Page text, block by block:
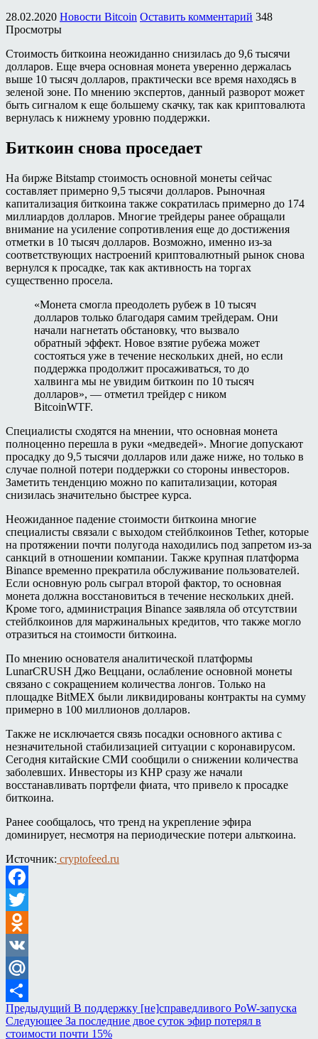
28.02.2020 Новости Bitcoin Оставить комментарий 348
Просмотры
Стоимость биткоина неожиданно снизилась до 9,6 тысячи
долларов. Еще вчера основная монета уверенно держалась
выше 10 тысяч долларов, практически все время находясь в
зеленой зоне. По мнению экспертов, данный разворот может
быть сигналом к еще большему скачку, так как криптовалюта
вернулась к нижнему уровню поддержки.
Биткоин снова проседает
На бирже Bitstamp стоимость основной монеты сейчас
составляет примерно 9,5 тысячи долларов. Рыночная
капитализация биткоина также сократилась примерно до 174
миллиардов долларов. Многие трейдеры ранее обращали
внимание на усиление сопротивления еще до достижения
отметки в 10 тысяч долларов. Возможно, именно из-за
соответствующих настроений криптовалютный рынок снова
вернулся к просадке, так как активность на торгах
существенно просела.
«Монета смогла преодолеть рубеж в 10 тысяч
долларов только благодаря самим трейдерам. Они
начали нагнетать обстановку, что вызвало
обратный эффект. Новое взятие рубежа может
состояться уже в течение нескольких дней, но если
поддержка продолжит просаживаться, то до
халвинга мы не увидим биткоин по 10 тысяч
долларов», — отметил трейдер с ником
BitcoinWTF.
Специалисты сходятся на мнении, что основная монета
полноценно перешла в руки «медведей». Многие допускают
просадку до 9,5 тысячи долларов или даже ниже, но только в
случае полной потери поддержки со стороны инвесторов.
Заметить тенденцию можно по капитализации, которая
снизилась значительно быстрее курса.
Неожиданное падение стоимости биткоина многие
специалисты связали с выходом стейблкоинов Tether, которые
на протяжении почти полугода находились под запретом из-за
санкций в отношении компании. Также крупная платформа
Binance временно прекратила обслуживание пользователей.
Если основную роль сыграл второй фактор, то основная
монета должна восстановиться в течение нескольких дней.
Кроме того, администрация Binance заявляла об отсутствии
стейблкоинов для маржинальных кредитов, что также могло
отразиться на стоимости биткоина.
По мнению основателя аналитической платформы
LunarCRUSH Джо Веццани, ослабление основной монеты
связано с сокращением количества лонгов. Только на
площадке BitMEX были ликвидированы контракты на сумму
примерно в 100 миллионов долларов.
Также не исключается связь посадки основного актива с
незначительной стабилизацией ситуации с коронавирусом.
Сегодня китайские СМИ сообщили о снижении количества
заболевших. Инвесторы из КНР сразу же начали
восстанавливать портфели фиата, что привело к просадке
биткоина.
Ранее сообщалось, что тренд на укрепление эфира
доминирует, несмотря на периодические потери альткоина.
Источник: cryptofeed.ru
Facebook
Twitter
Odnoklassniki
VK
Mail.Ru
Отправить
Предыдущий В поддержку [не]справедливого PoW-запуска
Следующее За последние двое суток эфир потерял в
стоимости почти 15%